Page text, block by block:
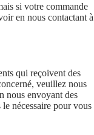
si votre commande
en nous contactant à
qui reçoivent des
veuillez nous
nous envoyant des
nécessaire pour vous